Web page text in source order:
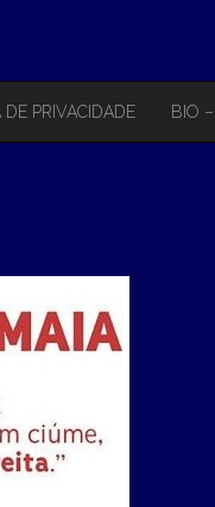
DE PRIVACIDADE BIO